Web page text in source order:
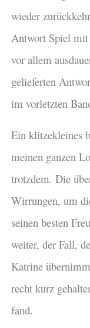
wieder
Antwort Spiel
vor allem
gelieferten
im vorletzten
Ein klitzekleines
meinen ganzen
trotzdem. Die
Wirrungen, um
seinen besten
weiter, der Fall,
Katrine
recht kurz
fand.